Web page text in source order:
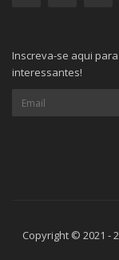
Inscreva-se aqui
interessantes!
Copyright © 2021 -